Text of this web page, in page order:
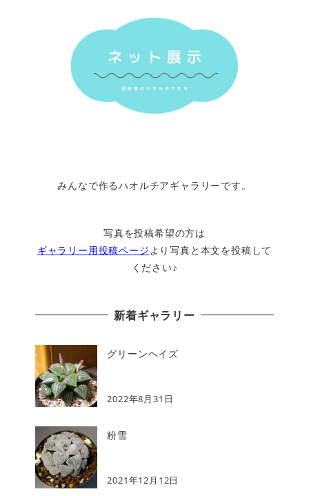
みんなで作るハオルチアギャラリーです。
写真を投稿希望の方は
ギャラリー用投稿ページ より写真と本文を投稿して
ください♪
新着ギャラリー
グリーンヘイズ
2022年8月31日
粉雪
2021年12月12日